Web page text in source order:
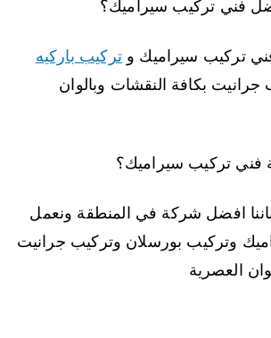
فني تركيب سيراميك؟
تركيب سيراميك وتركيب باركيه
بكافة النقشات وبالوان
فني تركيب سيراميك؟
افضل شركة في المنطقة ونعمل
وتركيب بورسلان وتركيب جرانيت
العصرية